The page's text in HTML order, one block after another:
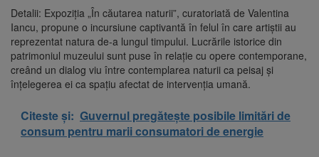
Detalii: Expoziția „În căutarea naturii”, curatoriată de Valentina
Iancu, propune o incursiune captivantă în felul în care artiștii au
reprezentat natura de-a lungul timpului. Lucrările istorice din
patrimoniul muzeului sunt puse în relație cu opere contemporane,
creând un dialog viu între contemplarea naturii ca peisaj și
înțelegerea ei ca spațiu afectat de intervenția umană.
Citeste și: Guvernul pregătește posibile limitări de
consum pentru marii consumatori de energie